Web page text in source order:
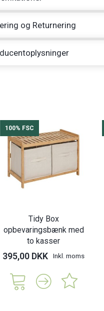
og Returnering
100% FSC
Tidy Box
opbevaringsbænk med
to kasser
395,00 DKK Inkl. moms